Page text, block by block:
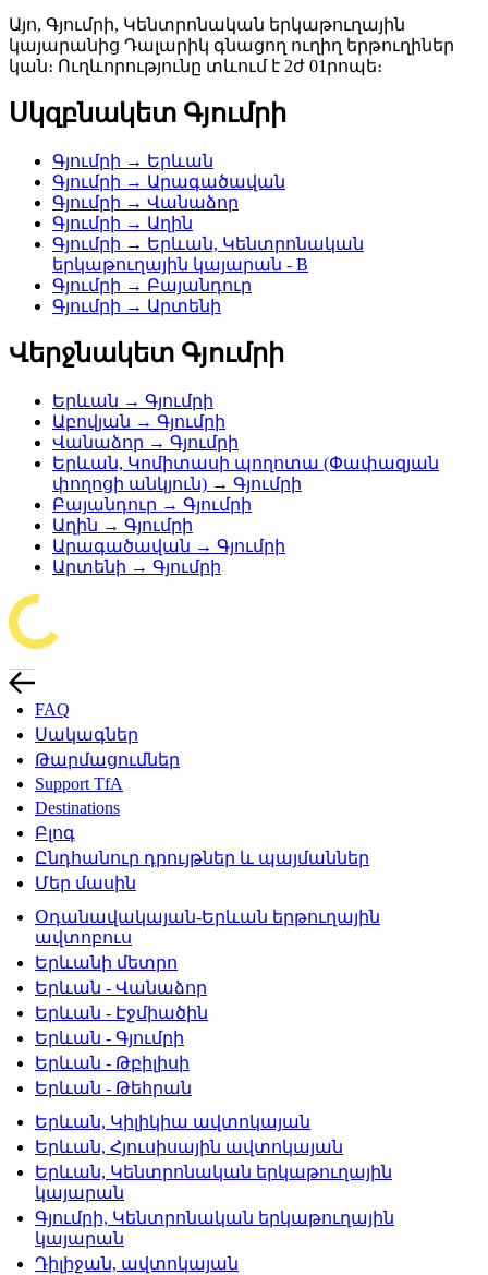
Այո, Գյումրի, Կենտրոնական երկաթուղային
կայարանից Դալարիկ գնացող ուղիղ երթուղիներ
կան։ Ուղևորությունը տևում է 2ժ 01րոպե։
Սկզբնակետ Գյումրի
Գյումրի → Երևան
Գյումրի → Արագածավան
Գյումրի → Վանաձոր
Գյումրի → Աղին
Գյումրի → Երևան, Կենտրոնական
երկաթուղային կայարան - B
Գյումրի → Բայանդուր
Գյումրի → Արտենի
Վերջնակետ Գյումրի
Երևան → Գյումրի
Աբովյան → Գյումրի
Վանաձոր → Գյումրի
Երևան, Կոմիտասի պողոտա (Փափազյան
փողոցի անկյուն) → Գյումրի
Բայանդուր → Գյումրի
Աղին → Գյումրի
Արագածավան → Գյումրի
Արտենի → Գյումրի
FAQ
Սակագներ
Թարմացումներ
Support TfA
Destinations
Բլոգ
Ընդհանուր դրույթներ և պայմաններ
Մեր մասին
Օդանավակայան-Երևան երթուղային
ավտոբուս
Երևանի մետրո
Երևան - Վանաձոր
Երևան - Էջմիածին
Երևան - Գյումրի
Երևան - Թբիլիսի
Երևան - Թեհրան
Երևան, Կիլիկիա ավտոկայան
Երևան, Հյուսիսային ավտոկայան
Երևան, Կենտրոնական երկաթուղային
կայարան
Գյումրի, Կենտրոնական երկաթուղային
կայարան
Դիլիջան, ավտոկայան